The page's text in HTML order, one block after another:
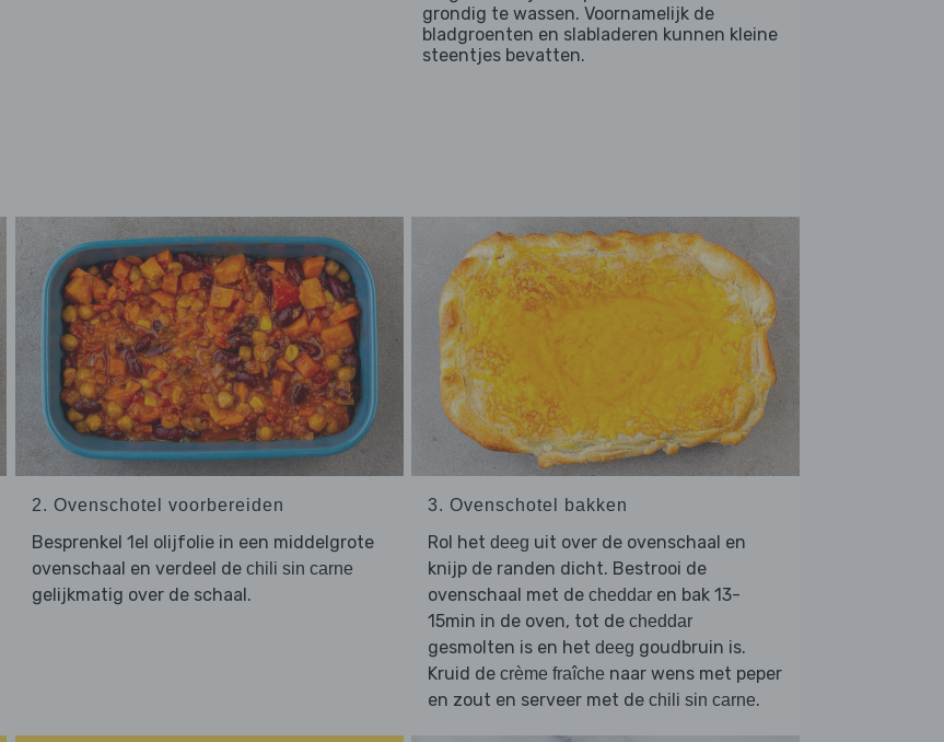
grondig te wassen. Voornamelijk de
bladgroenten en slabladeren kunnen kleine
steentjes bevatten.
2. Ovenschotel voorbereiden
Besprenkel 1el olijfolie in een middelgrote
ovenschaal en verdeel de chili sin carne
gelijkmatig over de schaal.
3. Ovenschotel bakken
Rol het deeg uit over de ovenschaal en
knijp de randen dicht. Bestrooi de
ovenschaal met de cheddar en bak 13-
15min in de oven, tot de cheddar
gesmolten is en het deeg goudbruin is.
Kruid de crème fraîche naar wens met peper
en zout en serveer met de chili sin carne.